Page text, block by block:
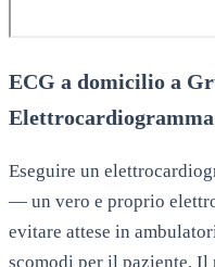
ECG a domicilio a
Elettrocardiogramma
Eseguire un
— un vero e proprio
evitare attese in
scomodi per il paziente. Il